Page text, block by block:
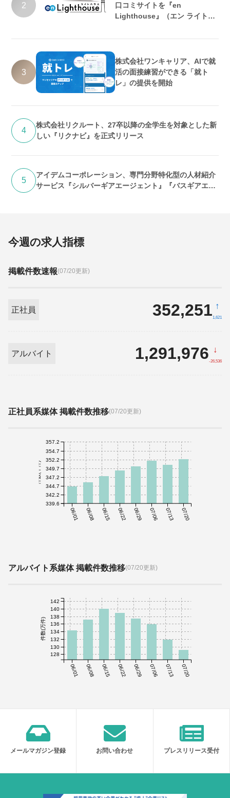
2
口コミサイトを『en
Lighthouse』（エン ライトハ
3
株式会社ワンキャリア、AIで就
活の面接練習ができる「就ト
レ」の提供を開始
4
株式会社リクルート、27卒以降の全学生を対象とした新
しい『リクナビ』を正式リリース
5
アイデムコーポレーション、専門分野特化型の人材紹介
サービス『シルバーギアエージェント』『バスギアエー
今週の求人指標
掲載件数速報(07/20更新)
正社員 352,251 ↑
1,621
アルバイト 1,291,976 ↓
-26,536
正社員系媒体 掲載件数推移(07/20更新)
06/01 06/08 06/15 06/22 06/29 07/06 07/13 07/20
件数(千件)
339.6
342.2
344.7
347.2
349.7
352.2
354.7
357.2
アルバイト系媒体 掲載件数推移(07/20更新)
06/01 06/08 06/15 06/22 06/29 07/06 07/13 07/20
件数(万件)
128
130
132
134
136
138
140
142
メールマガジン登録 お問い合わせ プレスリリース受付